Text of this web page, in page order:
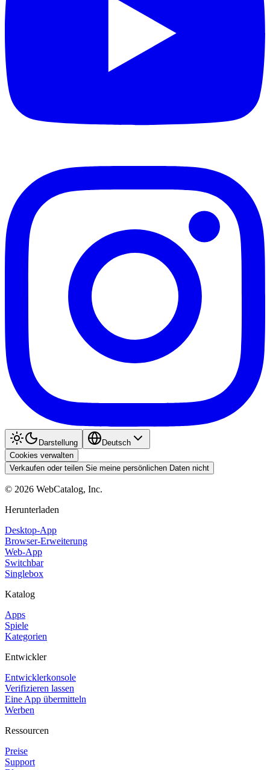
Darstellung
Deutsch
Cookies verwalten
Verkaufen oder teilen Sie meine persönlichen Daten nicht
© 2026 WebCatalog, Inc.
Herunterladen
Desktop-App
Browser-Erweiterung
Web-App
Switchbar
Singlebox
Katalog
Apps
Spiele
Kategorien
Entwickler
Entwicklerkonsole
Verifizieren lassen
Eine App übermitteln
Werben
Ressourcen
Preise
Support